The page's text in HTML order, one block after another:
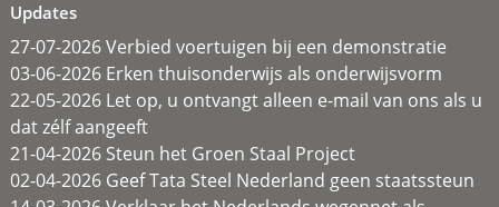
Updates
27-07-2026 Verbied voertuigen bij een demonstratie
03-06-2026 Erken thuisonderwijs als onderwijsvorm
22-05-2026 Let op, u ontvangt alleen e-mail van ons als u
dat zélf aangeeft
21-04-2026 Steun het Groen Staal Project
02-04-2026 Geef Tata Steel Nederland geen staatssteun